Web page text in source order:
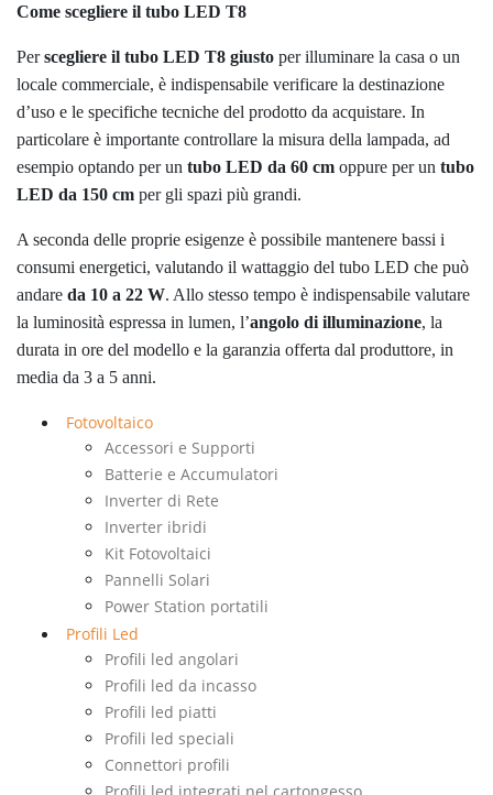
Come scegliere il tubo LED T8
Perscegliere il tubo LED T8 giusto per illuminare la casa o un
locale commerciale, è indispensabile verificare la destinazione
d’uso e le specifiche tecniche del prodotto da acquistare. In
particolare è importante controllare la misura della lampada, ad
esempio optando per un tubo LED da 60 cm oppure per un tubo
LED da 150 cm per gli spazi più grandi.
A seconda delle proprie esigenze è possibile mantenere bassi i
consumi energetici, valutando il wattaggio del tubo LED che può
andare da 10 a 22 W. Allo stesso tempo è indispensabile valutare
la luminosità espressa in lumen, l’angolo di illuminazione, la
durata in ore del modello e la garanzia offerta dal produttore, in
media da 3 a 5 anni.
Fotovoltaico
Accessori e Supporti
Batterie e Accumulatori
Inverter di Rete
Inverter ibridi
Kit Fotovoltaici
Pannelli Solari
Power Station portatili
Profili Led
Profili led angolari
Profili led da incasso
Profili led piatti
Profili led speciali
Connettori profili